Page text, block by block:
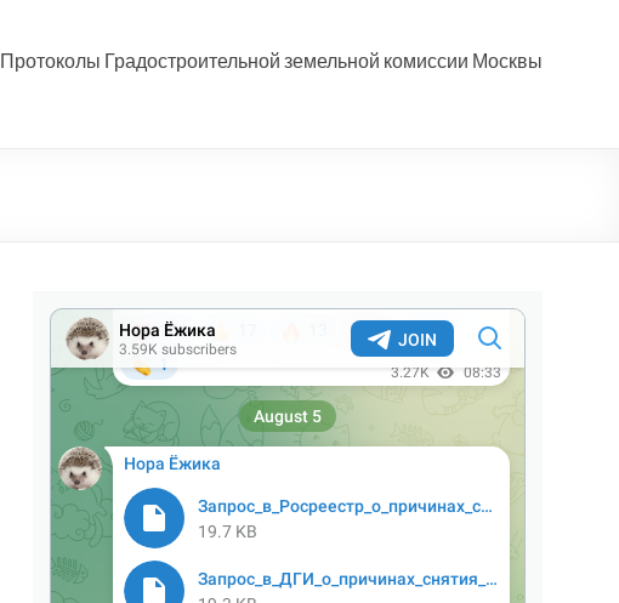
Протоколы Градостроительной земельной комиссии Москвы